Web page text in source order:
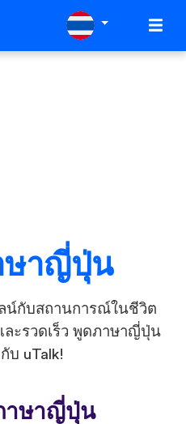
ษาญี่ปุ่น
น์กับสถานการณ์ในชีวิต
ละรวดเร็ว พูดภาษาญี่ปุ่น
บ uTalk!
าษาญี่ปุ่น